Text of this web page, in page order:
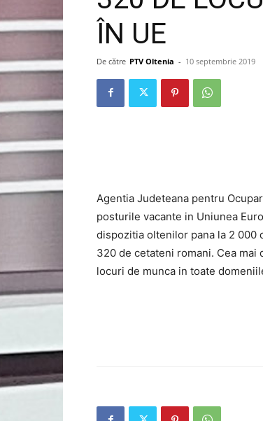
ÎN UE
De către PTV Oltenia - 10 septembrie 2019
Agentia Judeteana pentru
posturile vacante in Uniunea
dispozitia oltenilor pana la 2 000
320 de cetateni romani. Cea
locuri de munca in toate